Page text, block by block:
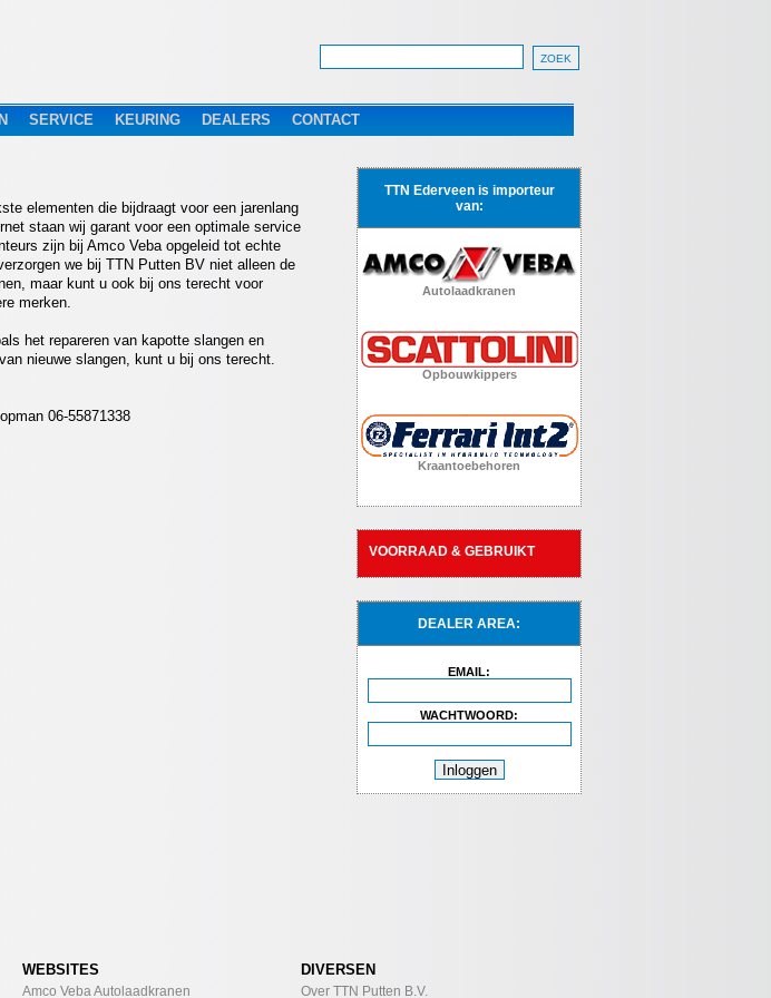
SERVICE KEURING DEALERS CONTACT
TTN Ederveen is importeur
van:
Autolaadkranen
Opbouwkippers
Kraantoebehoren
VOORRAAD & GEBRUIKT
DEALER AREA:
EMAIL:
WACHTWOORD:
elementen die bijdraagt voor een jarenlang
staan wij garant voor een optimale service
zijn bij Amco Veba opgeleid tot echte
we bij TTN Putten BV niet alleen de
maar kunt u ook bij ons terecht voor
merken.
het repareren van kapotte slangen en
nieuwe slangen, kunt u bij ons terecht.
06-55871338
WEBSITES
Amco Veba Autolaadkranen
DIVERSEN
Over TTN Putten B.V.